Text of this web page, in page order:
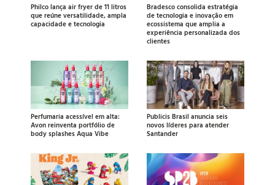
Philco lança air fryer de 11 litros
que reúne versatilidade, ampla
capacidade e tecnologia
Bradesco consolida estratégia
de tecnologia e inovação em
ecossistema que amplia a
experiência personalizada dos
clientes
Perfumaria acessível em alta:
Avon reinventa portfólio de
body splashes Aqua Vibe
Publicis Brasil anuncia seis
novos líderes para atender
Santander